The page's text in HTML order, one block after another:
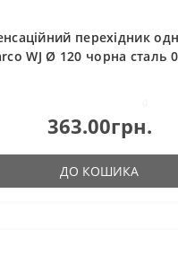
перехідник
WJ Ø 120 чорна сталь
363.00грн.
ДО КОШИКА